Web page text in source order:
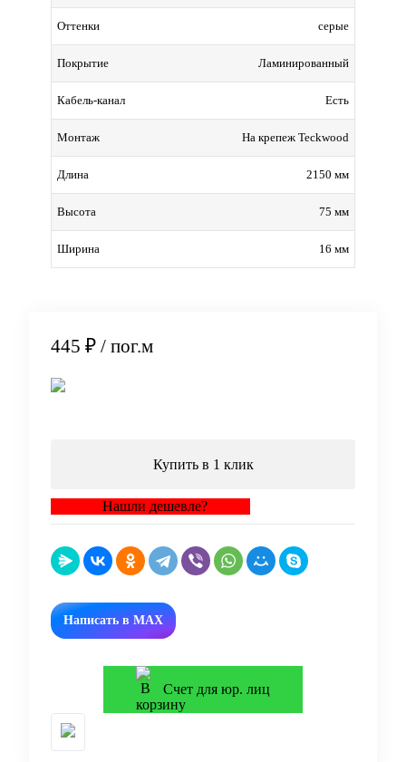
Оттенки серые
Покрытие Ламинированный
Кабель-канал Есть
Монтаж На крепеж Teckwood
Длина 2150 мм
Высота 75 мм
Ширина 16 мм
445 ₽ / пог.м
Купить в 1 клик
Нашли дешевле?
Написать в MAX
Счет для юр. лиц